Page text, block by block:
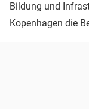
Bildung und
Kopenhagen die